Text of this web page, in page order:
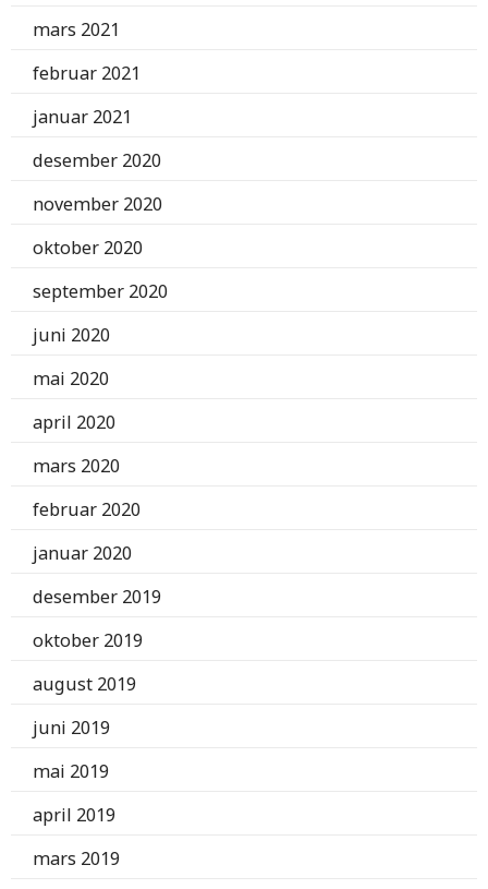
mars 2021
februar 2021
januar 2021
desember 2020
november 2020
oktober 2020
september 2020
juni 2020
mai 2020
april 2020
mars 2020
februar 2020
januar 2020
desember 2019
oktober 2019
august 2019
juni 2019
mai 2019
april 2019
mars 2019